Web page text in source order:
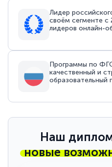
Лидер
своём сегменте
лидеров онлайн-
Программы по
качественный и
образовательный
Наш
новые